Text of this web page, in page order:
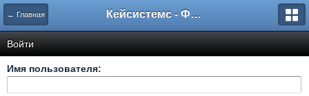
← Главная Кейсистемс - Форумы
Войти
Имя пользователя: